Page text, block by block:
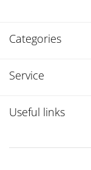
Categories
Service
Useful links